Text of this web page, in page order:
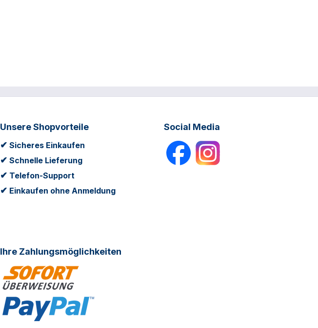
Unsere Shopvorteile
✔ Sicheres Einkaufen
✔ Schnelle Lieferung
✔ Telefon-Support
✔ Einkaufen ohne Anmeldung
Ihre Zahlungsmöglichkeiten
Social Media